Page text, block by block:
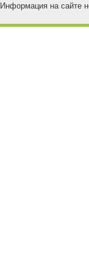
Информация на сайте